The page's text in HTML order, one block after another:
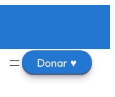
Donar ♥